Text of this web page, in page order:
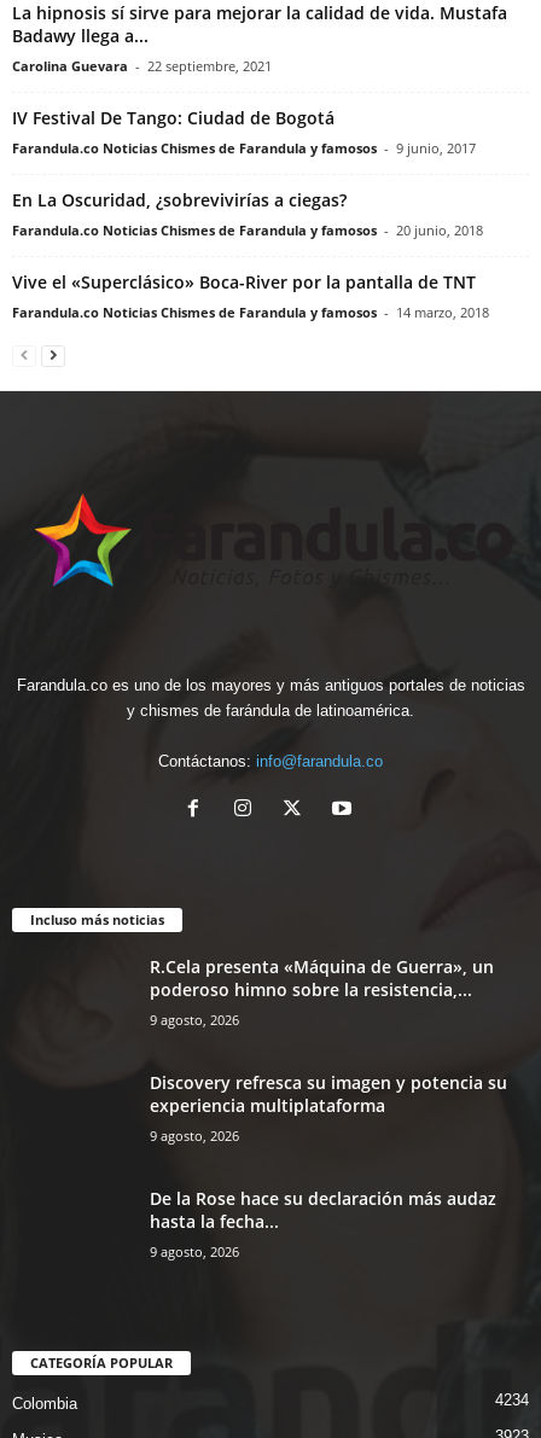
La hipnosis sí sirve para mejorar la calidad de vida. Mustafa
Badawy llega a...
Carolina Guevara - 22 septiembre, 2021
IV Festival De Tango: Ciudad de Bogotá
Farandula.co Noticias Chismes de Farandula y famosos - 9 junio, 2017
En La Oscuridad, ¿sobrevivirías a ciegas?
Farandula.co Noticias Chismes de Farandula y famosos - 20 junio, 2018
Vive el «Superclásico» Boca-River por la pantalla de TNT
Farandula.co Noticias Chismes de Farandula y famosos - 14 marzo, 2018
Farandula.co es uno de los mayores y más antiguos portales de noticias
y chismes de farándula de latinoamérica.
Contáctanos: info@farandula.co
Incluso más noticias
R.Cela presenta «Máquina de Guerra», un
poderoso himno sobre la resistencia,...
9 agosto, 2026
Discovery refresca su imagen y potencia su
experiencia multiplataforma
9 agosto, 2026
De la Rose hace su declaración más audaz
hasta la fecha...
9 agosto, 2026
CATEGORÍA POPULAR
Colombia 4234